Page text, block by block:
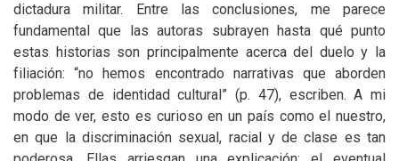
dictadura militar. Entre las conclusiones, me parece
fundamental que las autoras subrayen hasta qué punto
estas historias son principalmente acerca del duelo y la
filiación: “no hemos encontrado narrativas que aborden
problemas de identidad cultural” (p. 47), escriben. A mi
modo de ver, esto es curioso en un país como el nuestro,
en que la discriminación sexual, racial y de clase es tan